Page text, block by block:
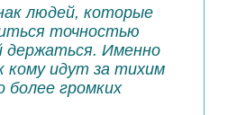
людей, которые
точностью
держаться. Именно
кому идут за тихим
более громких